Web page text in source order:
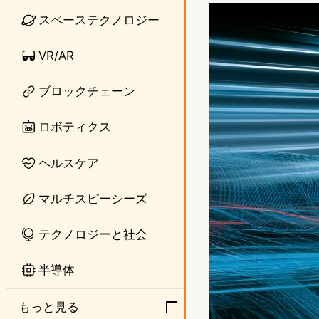
スペーステクノロジー
VR/AR
ブロックチェーン
ロボティクス
ヘルスケア
マルチスピーシーズ
テクノロジーと社会
半導体
もっと見る
e
t
o
d
o
n